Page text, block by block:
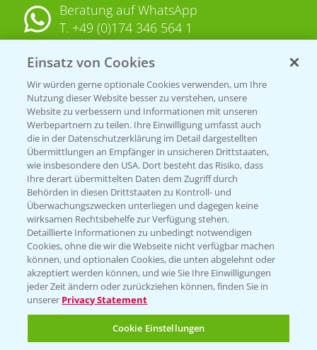
Beratung auf WhatsApp
T. +49 (0)174 346 564 1
KONTAKT
Hilfe in Notfällen
T.+49 (0)214/30-20220
Folgen Sie uns
Einsatz von Cookies
Wir würden gerne optionale Cookies verwenden, um Ihre
Nutzung dieser Website besser zu verstehen, unsere
Website zu verbessern und Informationen mit unseren
Werbepartnern zu teilen. Ihre Einwilligung umfasst auch
die in der Datenschutzerklärung im Detail dargestellten
Übermittlungen an Empfänger in unsicheren Drittstaaten,
wie insbesondere den USA. Dort besteht das Risiko, dass
Ihre derart übermittelten Daten dem Zugriff durch
Behörden in diesen Drittstaaten zu Kontroll- und
Überwachungszwecken unterliegen und dagegen keine
wirksamen Rechtsbehelfe zur Verfügung stehen.
Detaillierte Informationen zu unbedingt notwendigen
Cookies, ohne die wir die Webseite nicht verfügbar machen
können, und optionalen Cookies, die unten abgelehnt oder
akzeptiert werden können, und wie Sie Ihre Einwilligungen
jeder Zeit ändern oder zurückziehen können, finden Sie in
unserer Privacy Statement
Cookie Einstellungen